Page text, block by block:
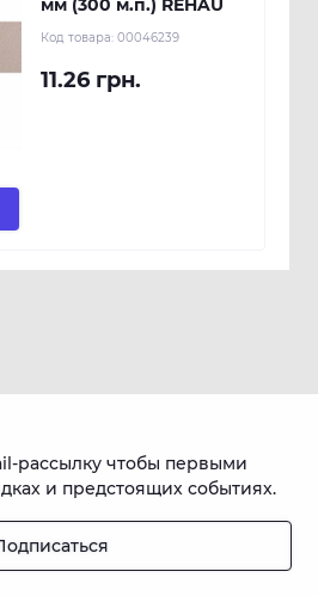
мм (300 м.п.) REHAU
Код товара: 00046239
11.26 грн.
рассылку чтобы первыми
и предстоящих событиях.